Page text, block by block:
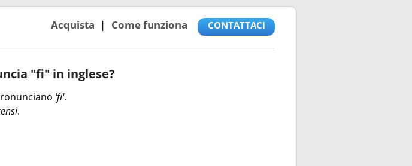
Acquista Come funziona CONTATTACI
"fi" in inglese?
'fi'.
.